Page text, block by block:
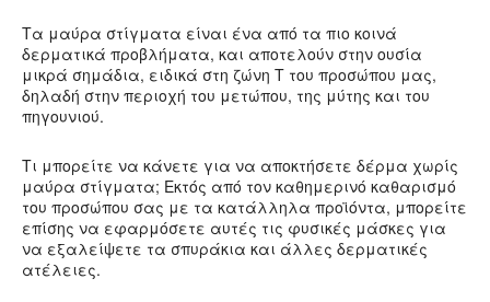
Τα μαύρα στίγματα είναι ένα από τα πιο κοινά
δερματικά προβλήματα, και αποτελούν στην ουσία
μικρά σημάδια, ειδικά στη ζώνη Τ του προσώπου μας,
δηλαδή στην περιοχή του μετώπου, της μύτης και του
πηγουνιού.
Τι μπορείτε να κάνετε για να αποκτήσετε δέρμα χωρίς
μαύρα στίγματα; Εκτός από τον καθημερινό καθαρισμό
του προσώπου σας με τα κατάλληλα προϊόντα, μπορείτε
επίσης να εφαρμόσετε αυτές τις φυσικές μάσκες για
να εξαλείψετε τα σπυράκια και άλλες δερματικές
ατέλειες.